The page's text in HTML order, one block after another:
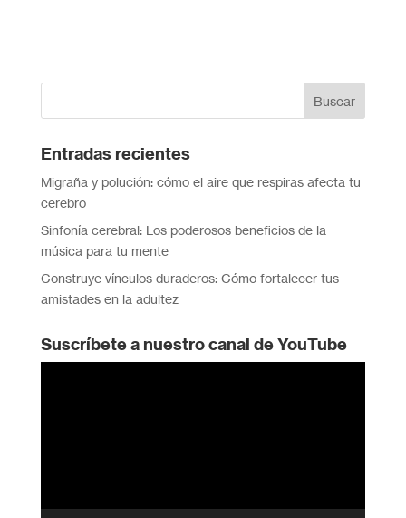
Entradas recientes
Migraña y polución: cómo el aire que respiras afecta tu
cerebro
Sinfonía cerebral: Los poderosos beneficios de la
música para tu mente
Construye vínculos duraderos: Cómo fortalecer tus
amistades en la adultez
Suscríbete a nuestro canal de YouTube